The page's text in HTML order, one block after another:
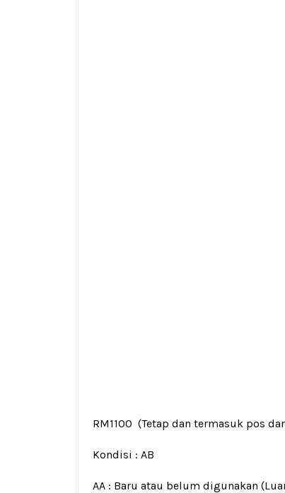
RM1100 (Tetap dan termasuk pos
Kondisi : AB
AA : Baru atau belum digunakan